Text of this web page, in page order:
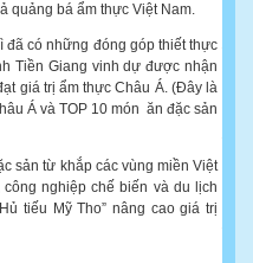
quảng bá ẩm thực Việt Nam.
đã có những đóng góp thiết thực
Tiền Giang vinh dự được nhận
giá trị ẩm thực Châu Á. (Đây là
Á và TOP 10 món ăn đặc sản
sản từ khắp các vùng miền Việt
nghiệp chế biến và du lịch
tiếu Mỹ Tho” nâng cao giá trị